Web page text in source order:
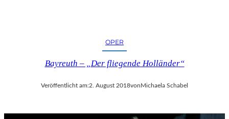
OPER
Bayreuth – „Der fliegende Holländer“
Veröffentlicht am:2. August 2018von Michaela Schabel